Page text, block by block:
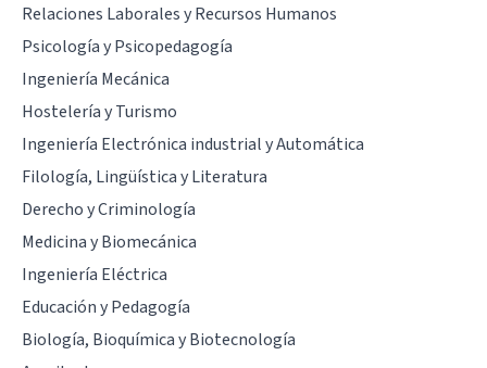
Relaciones Laborales y Recursos Humanos
Psicología y Psicopedagogía
Ingeniería Mecánica
Hostelería y Turismo
Ingeniería Electrónica industrial y Automática
Filología, Lingüística y Literatura
Derecho y Criminología
Medicina y Biomecánica
Ingeniería Eléctrica
Educación y Pedagogía
Biología, Bioquímica y Biotecnología